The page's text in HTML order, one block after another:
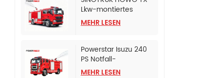
Lkw-montiertes
Schaumlösch-
Tankfahrzeug
MEHR LESEN
Powerstar Isuzu 240
PS Notfall-
Feuerlöschfahrzeug
MEHR LESEN